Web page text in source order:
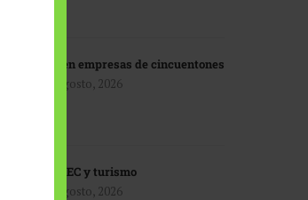
IA en empresas de cincuentones
3 agosto, 2026
TMEC y turismo
3 agosto, 2026